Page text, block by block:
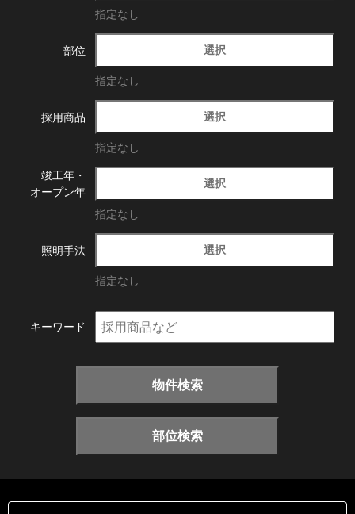
指定なし
部位 選択
指定なし
採用商品 選択
指定なし
竣工年・
オープン年
選択
指定なし
照明手法 選択
指定なし
キーワード
物件検索
部位検索